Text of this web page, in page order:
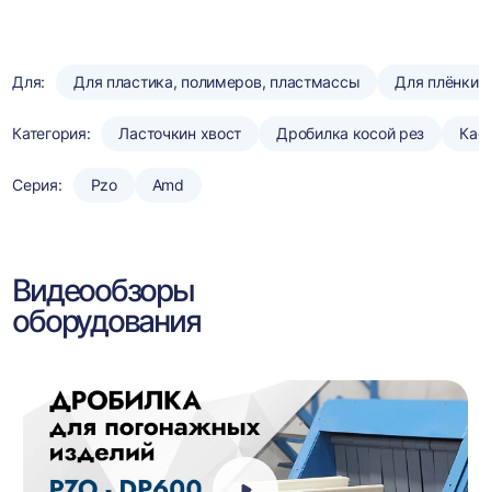
Для: Для пластика, полимеров, пластмассы Для плёнки
Категория: Ласточкин хвост Дробилка косой рез
Серия: Pzo Amd
Видеообзоры
оборудования